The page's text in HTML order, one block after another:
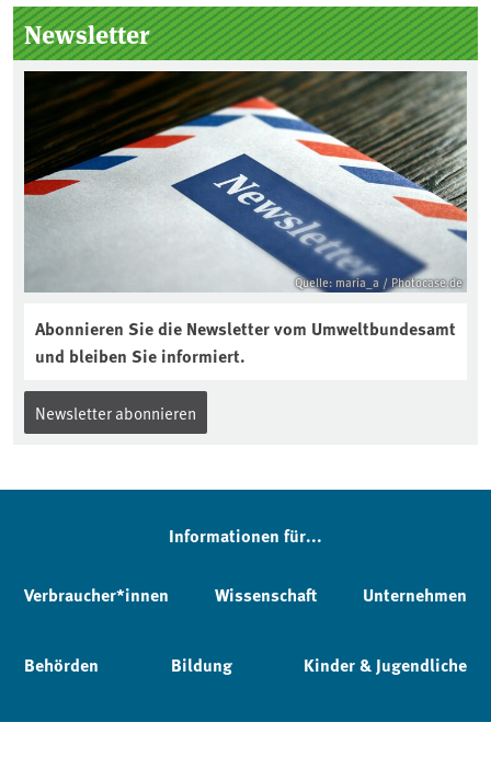
Seitenleiste
Newsletter
Quelle: maria_a / Photocase.de
Abonnieren Sie die Newsletter vom Umweltbundesamt
und bleiben Sie informiert.
Newsletter abonnieren
Informationen für...
Verbraucher*innen Wissenschaft Unternehmen
Behörden Bildung Kinder & Jugendliche